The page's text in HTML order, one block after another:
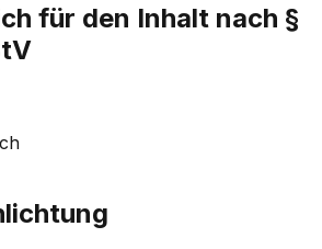
für den Inhalt nach §